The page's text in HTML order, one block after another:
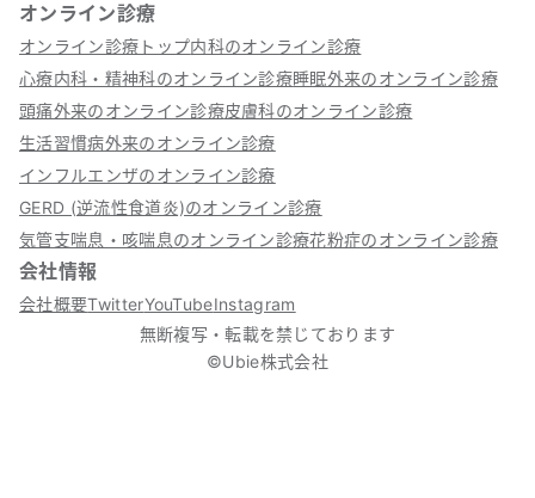
オンライン診療
オンライン診療トップ内科のオンライン診療
心療内科・精神科のオンライン診療睡眠外来のオンライン診療
頭痛外来のオンライン診療皮膚科のオンライン診療
生活習慣病外来のオンライン診療
インフルエンザのオンライン診療
GERD (逆流性食道炎)のオンライン診療
気管支喘息・咳喘息のオンライン診療花粉症のオンライン診療
会社情報
会社概要TwitterYouTubeInstagram
無断複写・転載を禁じております
©Ubie株式会社